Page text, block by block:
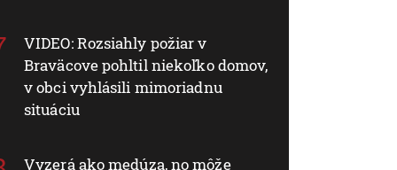
VIDEO: Rozsiahly požiar v
Braväcove pohltil niekoľko domov,
v obci vyhlásili mimoriadnu
situáciu
Vyzerá ako medúza, no môže